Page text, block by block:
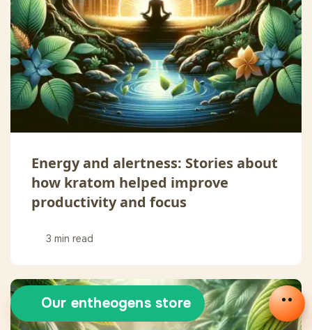
Our entheogens store
Energy and alertness: Stories about
how kratom helped improve
productivity and focus
3 min read